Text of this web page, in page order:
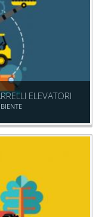
ELEVATORI